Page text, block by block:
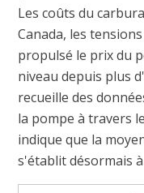
Les coûts du
Canada, les
propulsé le prix du
niveau depuis plus
recueille des
la pompe à travers
indique que la
s'établit désormais à